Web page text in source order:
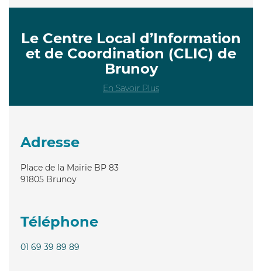
Le Centre Local d’Information
et de Coordination (CLIC) de
Brunoy
En Savoir Plus
Adresse
Place de la Mairie BP 83
91805 Brunoy
Téléphone
01 69 39 89 89